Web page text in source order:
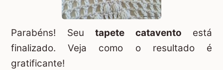
Parabéns! Seu tapete catavento está
finalizado. Veja como o resultado é
gratificante!